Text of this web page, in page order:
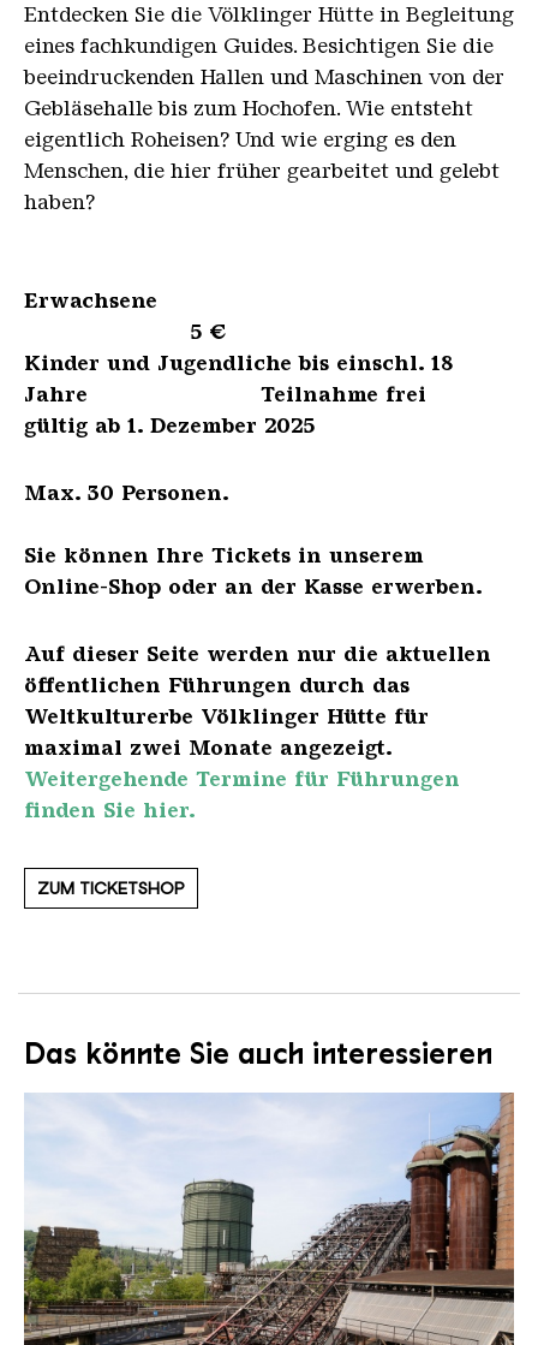
Entdecken Sie die Völklinger Hütte in Begleitung
eines fachkundigen Guides. Besichtigen Sie die
beeindruckenden Hallen und Maschinen von der
Gebläsehalle bis zum Hochofen. Wie entsteht
eigentlich Roheisen? Und wie erging es den
Menschen, die hier früher gearbeitet und gelebt
haben?
Erwachsene
5 €
Kinder und Jugendliche bis einschl. 18
Jahre Teilnahme frei
gültig ab 1. Dezember 2025
Max. 30 Personen.
Sie können Ihre Tickets in unserem
Online-Shop oder an der Kasse erwerben.
Auf dieser Seite werden nur die aktuellen
öffentlichen Führungen durch das
Weltkulturerbe Völklinger Hütte für
maximal zwei Monate angezeigt.
Weitergehende Termine für Führungen
finden Sie hier.
ZUM TICKETSHOP
Das könnte Sie auch interessieren